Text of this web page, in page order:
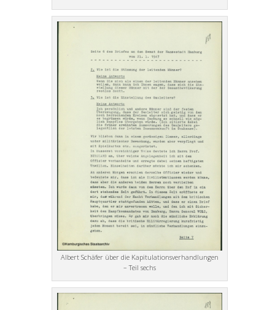
Albert Schäfer über die Kapitulationsverhandlungen
– Teil sechs